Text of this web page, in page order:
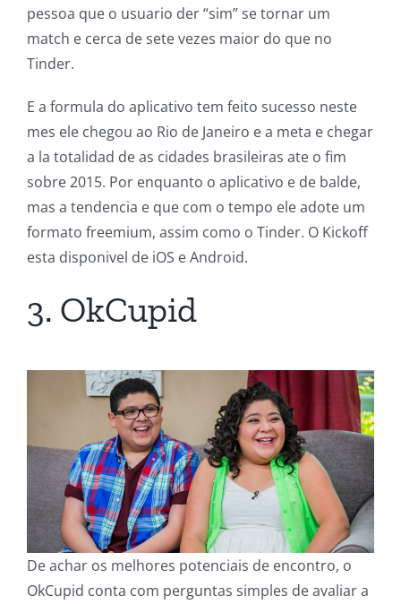
pessoa que o usuario der “sim” se tornar um
match e cerca de sete vezes maior do que no
Tinder.
E a formula do aplicativo tem feito sucesso neste
mes ele chegou ao Rio de Janeiro e a meta e chegar
a la totalidad de as cidades brasileiras ate o fim
sobre 2015. Por enquanto o aplicativo e de balde,
mas a tendencia e que com o tempo ele adote um
formato freemium, assim como o Tinder. O Kickoff
esta disponivel de iOS e Android.
3. OkCupid
De achar os melhores potenciais de encontro, o
OkCupid conta com perguntas simples de avaliar a